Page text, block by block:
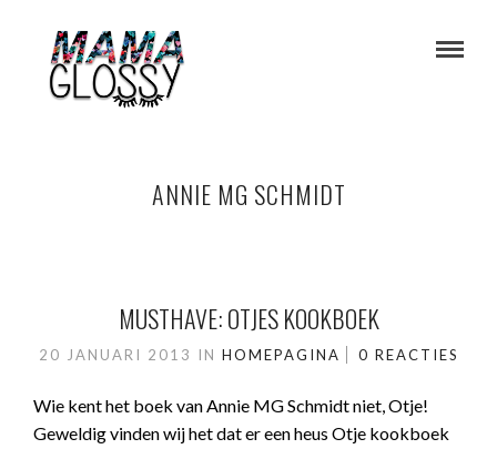
ANNIE MG SCHMIDT
MUSTHAVE: OTJES KOOKBOEK
20 JANUARI 2013 IN HOMEPAGINA 0 REACTIES
Wie kent het boek van Annie MG Schmidt niet, Otje!
Geweldig vinden wij het dat er een heus Otje kookboek